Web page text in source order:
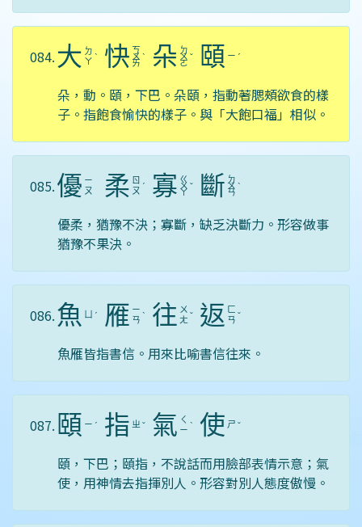
084. 大 ㄉ
ㄚ ˋ 快 ㄎ
ㄨ
ㄞ
ˋ 朵 ㄉ
ㄨ
ㄛ
ˇ 頤 ㄧ ˊ
朵，動。頤，下巴。朵頤，指動著腮頰欲食的樣
子。指飽食愉快的樣子。與「大飽口福」相似。
085.優 ㄧ
ㄡ
柔 ㄖ
ㄡ ˊ 寡 ㄍ
ㄨ
ㄚ
ˇ 斷 ㄉ
ㄨ
ㄢ
ˋ
優柔，猶豫不決；寡斷，缺乏決斷力。形容做事
猶豫不果決。
086.魚 ˊ 雁 ㄧ
ㄢ ˋ 往 ㄨ
ㄤ ˇ 返 ㄈ
ㄢ ˇ
魚雁皆指書信。用來比喻書信往來。
087. 頤 ㄧ ˊ 指 ㄓ ˇ 氣 ㄑ
ㄧ ˋ 使 ㄕ ˇ
頤，下巴；頤指，不說話而用臉部表情示意；氣
使，用神情去指揮別人。形容對別人態度傲慢。